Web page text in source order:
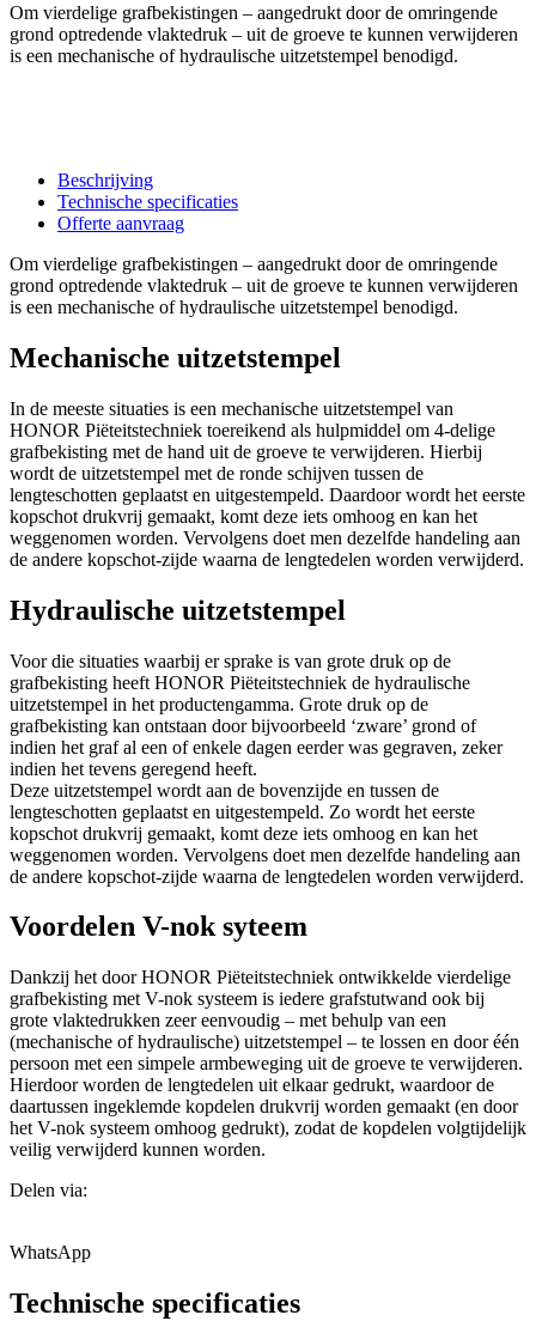
Om vierdelige grafbekistingen – aangedrukt door de omringende
grond optredende vlaktedruk – uit de groeve te kunnen verwijderen
is een mechanische of hydraulische uitzetstempel benodigd.
Beschrijving
Technische specificaties
Offerte aanvraag
Om vierdelige grafbekistingen – aangedrukt door de omringende
grond optredende vlaktedruk – uit de groeve te kunnen verwijderen
is een mechanische of hydraulische uitzetstempel benodigd.
Mechanische uitzetstempel
In de meeste situaties is een mechanische uitzetstempel van
HONOR Piëteitstechniek toereikend als hulpmiddel om 4-delige
grafbekisting met de hand uit de groeve te verwijderen. Hierbij
wordt de uitzetstempel met de ronde schijven tussen de
lengteschotten geplaatst en uitgestempeld. Daardoor wordt het eerste
kopschot drukvrij gemaakt, komt deze iets omhoog en kan het
weggenomen worden. Vervolgens doet men dezelfde handeling aan
de andere kopschot-zijde waarna de lengtedelen worden verwijderd.
Hydraulische uitzetstempel
Voor die situaties waarbij er sprake is van grote druk op de
grafbekisting heeft HONOR Piëteitstechniek de hydraulische
uitzetstempel in het productengamma. Grote druk op de
grafbekisting kan ontstaan door bijvoorbeeld ‘zware’ grond of
indien het graf al een of enkele dagen eerder was gegraven, zeker
indien het tevens geregend heeft.
Deze uitzetstempel wordt aan de bovenzijde en tussen de
lengteschotten geplaatst en uitgestempeld. Zo wordt het eerste
kopschot drukvrij gemaakt, komt deze iets omhoog en kan het
weggenomen worden. Vervolgens doet men dezelfde handeling aan
de andere kopschot-zijde waarna de lengtedelen worden verwijderd.
Voordelen V-nok syteem
Dankzij het door HONOR Piëteitstechniek ontwikkelde vierdelige
grafbekisting met V-nok systeem is iedere grafstutwand ook bij
grote vlaktedrukken zeer eenvoudig – met behulp van een
(mechanische of hydraulische) uitzetstempel – te lossen en door één
persoon met een simpele armbeweging uit de groeve te verwijderen.
Hierdoor worden de lengtedelen uit elkaar gedrukt, waardoor de
daartussen ingeklemde kopdelen drukvrij worden gemaakt (en door
het V-nok systeem omhoog gedrukt), zodat de kopdelen volgtijdelijk
veilig verwijderd kunnen worden.
Delen via:
WhatsApp
Technische specificaties